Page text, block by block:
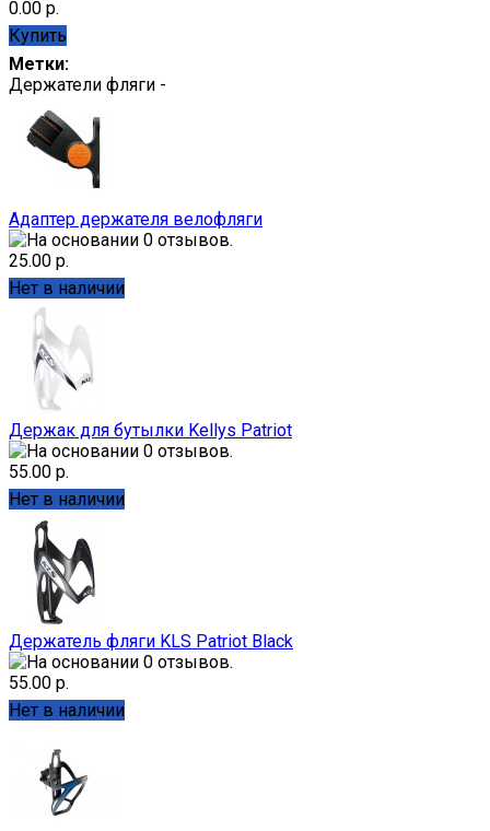
0.00 р.
Купить
Метки:
Держатели фляги -
Адаптер держателя велофляги
25.00 р.
Нет в наличии
Держак для бутылки Kellys Patriot
55.00 р.
Нет в наличии
Держатель фляги KLS Patriot Black
55.00 р.
Нет в наличии